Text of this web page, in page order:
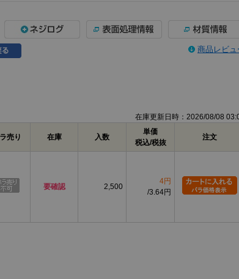
商品レビュ
在庫更新日時：2026/08/08
売り 在庫 入数
単価
税込/税抜
注文
要確認 2,500
4円
3.64円